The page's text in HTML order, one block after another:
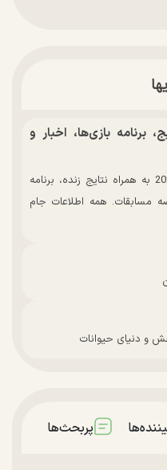
جهانی 2026 | نتایج، برنامه بازی‌ها، اخبار و
مشاهده جدول کامل جام جهانی 2026 به همراه نتایج زنده، برنامه
مسابقات. همه اطلاعات جام
و دنیای حیوانات
پربحث‌ها